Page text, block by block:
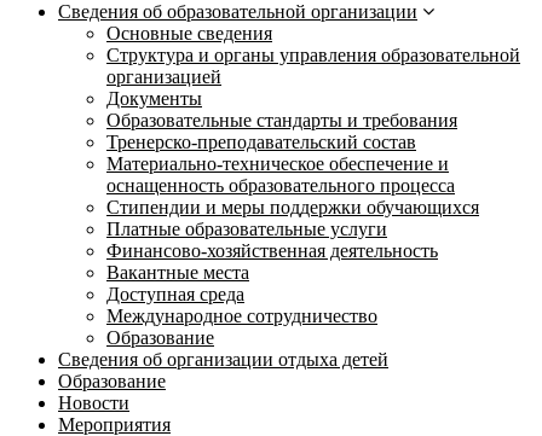
Сведения об образовательной организации
Основные сведения
Структура и органы управления образовательной
организацией
Документы
Образовательные стандарты и требования
Тренерско-преподавательский состав
Материально-техническое обеспечение и
оснащенность образовательного процесса
Стипендии и меры поддержки обучающихся
Платные образовательные услуги
Финансово-хозяйственная деятельность
Вакантные места
Доступная среда
Международное сотрудничество
Образование
Сведения об организации отдыха детей
Образование
Новости
Мероприятия